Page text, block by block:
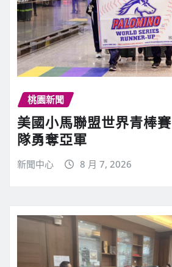
桃園新聞
美國小馬聯盟世界青棒
隊勇奪亞軍
新聞中心 8 月 7, 2026